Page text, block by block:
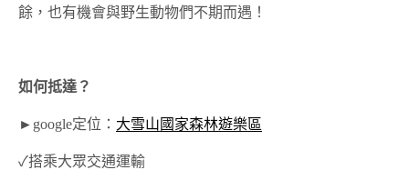
餘，也有機會與野生動物們不期而遇！
如何抵達？
►google定位： 大雪山國家森林遊樂區
✓搭乘大眾交通運輸